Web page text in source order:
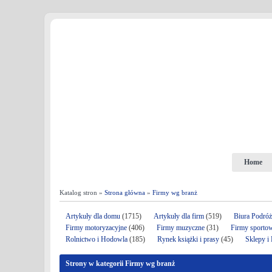
Home
Katalog stron » Strona główna » Firmy wg branż
Artykuły dla domu (1715) Artykuły dla firm (519)
Biura
Firmy motoryzacyjne (406) Firmy muzyczne (31)
Firmy
Rolnictwo i Hodowla (185) Rynek książki i prasy (45) Sklepy i
Strony w kategorii Firmy wg branż